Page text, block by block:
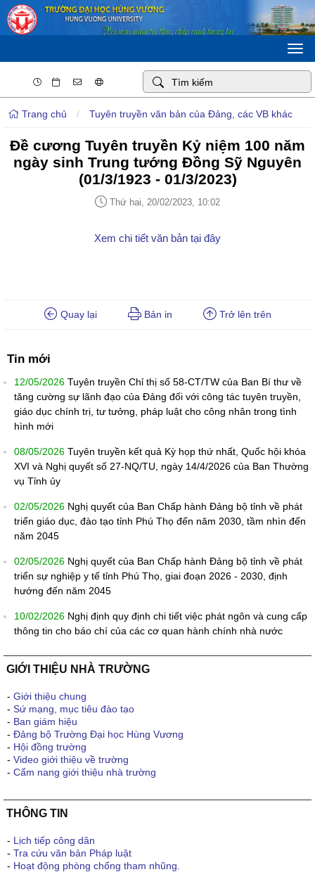
Trang chủ / Tuyên truyền văn bản của Đảng, các VB khác
Đề cương Tuyên truyền Kỷ niệm 100 năm
ngày sinh Trung tướng Đồng Sỹ Nguyên
(01/3/1923 - 01/3/2023)
Thứ hai, 20/02/2023, 10:02
Xem chi tiết văn bản tại đây
Quay lại Bản in Trở lên trên
Tin mới
12/05/2026 Tuyên truyền Chỉ thị số 58-CT/TW của Ban Bí thư về
tăng cường sự lãnh đạo của Đảng đối với công tác tuyên truyền,
giáo dục chính trị, tư tưởng, pháp luật cho công nhân trong tình
hình mới
08/05/2026 Tuyên truyền kết quả Kỳ họp thứ nhất, Quốc hội khóa
XVI và Nghị quyết số 27-NQ/TU, ngày 14/4/2026 của Ban Thường
vụ Tỉnh ủy
02/05/2026 Nghị quyết của Ban Chấp hành Đảng bộ tỉnh về phát
triển giáo dục, đào tạo tỉnh Phú Thọ đến năm 2030, tầm nhìn đến
năm 2045
02/05/2026 Nghị quyết của Ban Chấp hành Đảng bộ tỉnh về phát
triển sự nghiệp y tế tỉnh Phú Thọ, giai đoạn 2026 - 2030, định
hướng đến năm 2045
10/02/2026 Nghị định quy định chi tiết việc phát ngôn và cung cấp
thông tin cho báo chí của các cơ quan hành chính nhà nước
GIỚI THIỆU NHÀ TRƯỜNG
- Giới thiệu chung
- Sứ mạng, mục tiêu đào tạo
- Ban giám hiệu
- Đảng bộ Trường Đại học Hùng Vương
- Hội đồng trường
- Video giới thiệu về trường
- Cẩm nang giới thiệu nhà trường
THÔNG TIN
- Lịch tiếp công dân
- Tra cứu văn bản Pháp luật
- Hoạt động phòng chống tham nhũng.